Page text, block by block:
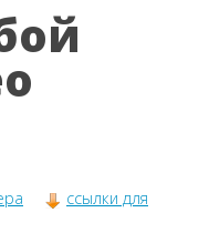
ссылки для